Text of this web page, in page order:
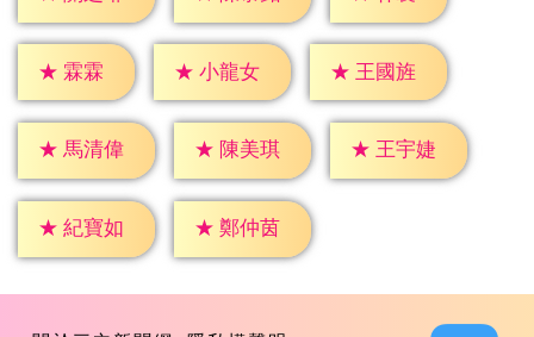
★ 霖霖 ★ 小龍女 ★ 王國旌
★ 馬清偉 ★ 陳美琪 ★ 王宇婕
★ 紀寶如 ★ 鄭仲茵